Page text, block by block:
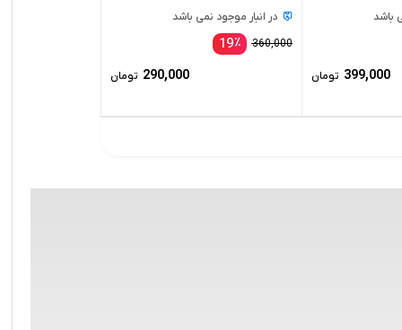
باشد
399,000 تومان
در انبار موجود نمی باشد
٪19 360,000
290,000 تومان